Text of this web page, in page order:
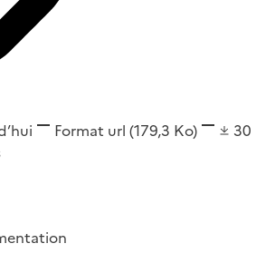
Format url (179,3 Ko)
30